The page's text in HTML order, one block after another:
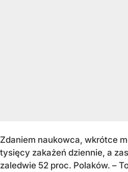
Zdaniem naukowca, wkrótce
tysięcy zakażeń dziennie, a
zaledwie 52 proc. Polaków. –